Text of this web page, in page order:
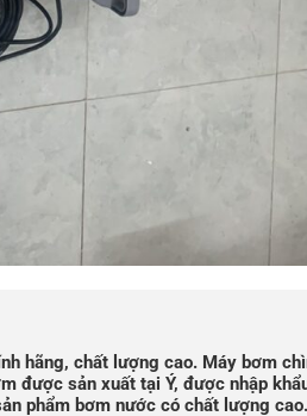
hãng, chất lượng cao. Máy bơm
được sản xuất tại Ý, được nhập
phẩm bơm nước có chất lượng